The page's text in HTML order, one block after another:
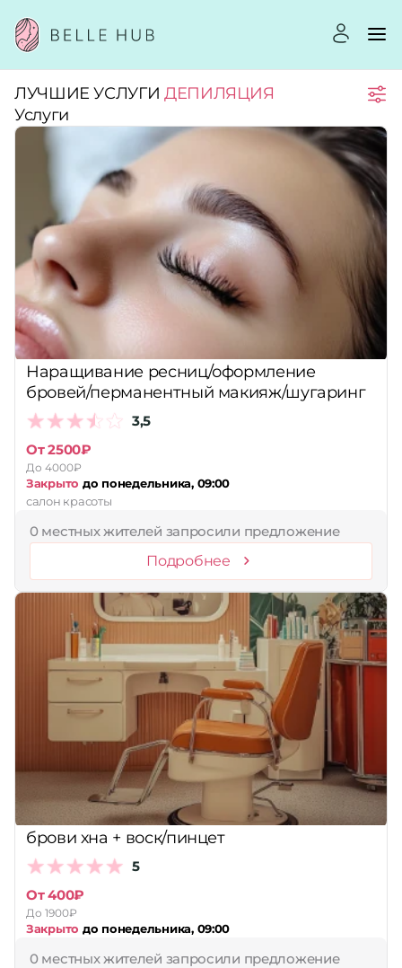
Город:
Услуги:
Рейтинг:
Стоимость услуг:
Принимает сертификаты
Сбросить
ЛУЧШИЕ УСЛУГИ ДЕПИЛЯЦИЯ
Услуги
Наращивание ресниц/оформление
бровей/перманентный макияж/шугаринг
3,5
От 2500₽
До 4000₽
Закрыто до понедельника, 09:00
салон красоты
0 местных жителей запросили предложение
Подробнее
брови хна + воск/пинцет
5
От 400₽
До 1900₽
Закрыто до понедельника, 09:00
0 местных жителей запросили предложение